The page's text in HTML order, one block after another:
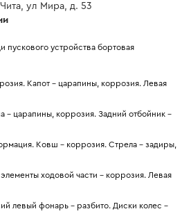
ул Мира, д. 53
устройства бортовая
Капот - царапины, коррозия. Левая
- царапины, коррозия. Задний отбойник -
Ковш - коррозия. Стрела - задиры,
ходовой части - коррозия. Левая
левый фонарь - разбито. Диски колес -